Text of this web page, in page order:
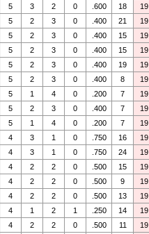
5 3 2 0 .600 18 19
5 2 3 0 .400 21 19
5 2 3 0 .400 15 19
5 2 3 0 .400 15 19
5 2 3 0 .400 19 19
5 2 3 0 .400 8 19
5 1 4 0 .200 7 19
5 2 3 0 .400 7 19
5 1 4 0 .200 7 19
4 3 1 0 .750 16 19
4 3 1 0 .750 24 19
4 2 2 0 .500 15 19
4 2 2 0 .500 9 19
4 2 2 0 .500 13 19
4 1 2 1 .250 14 19
4 2 2 0 .500 11 19